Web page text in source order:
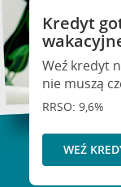
Kredyt
Weź kredyt
nie muszą
RRSO: 9,6%
WEŹ